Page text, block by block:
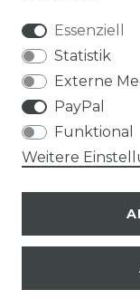
©
Essenziell
Statistik
Externe
PayPal
Funktional
Weitere